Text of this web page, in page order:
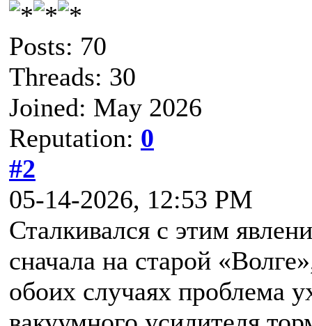
Posts: 70
Threads: 30
Joined: May 2026
Reputation: 0
#2
05-14-2026, 12:53 PM
Сталкивался с этим
сначала на старой
обоих случаях проблема